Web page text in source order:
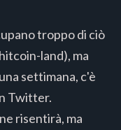
troppo di ciò
land), ma
settimana, c'è
Twitter.
risentirà, ma